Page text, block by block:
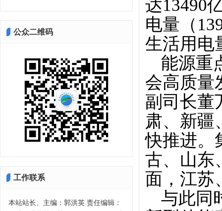
公众二维码
工作联系
本站站长、主编：郭洪英 责任编辑：
达13490
电量（
生活用电
能源重
会高质量
副司长董
肃、新疆
快推进。
古、山东
面，江苏
与此同